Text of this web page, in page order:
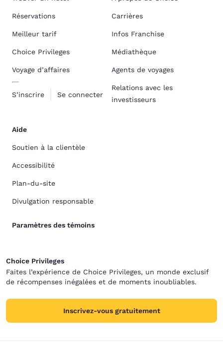
Réservations
Meilleur tarif
Choice Privileges
Voyage d’affaires
S’inscrire Se connecter
Carrières
Infos Franchise
Médiathèque
Agents de voyages
Relations avec les
investisseurs
Aide
Soutien à la clientèle
Accessibilité
Plan-du-site
Divulgation responsable
Paramètres des témoins
Choice Privileges
Faites l’expérience de Choice Privileges, un monde exclusif
de récompenses inégalées et de moments inoubliables.
Inscrivez-vous gratuitement